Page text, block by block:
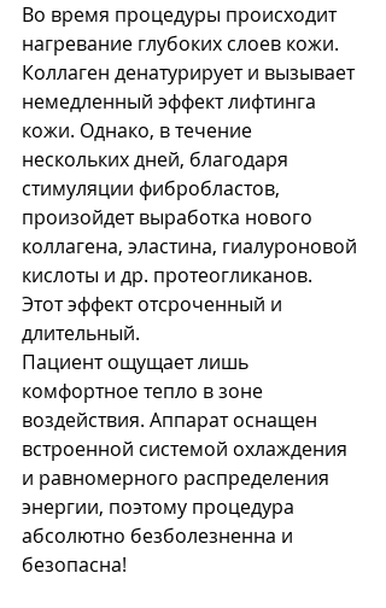
Во время процедуры происходит
нагревание глубоких слоев кожи.
Коллаген денатурирует и вызывает
немедленный эффект лифтинга
кожи. Однако, в течение
нескольких дней, благодаря
стимуляции фибробластов,
произойдет выработка нового
коллагена, эластина, гиалуроновой
кислоты и др. протеогликанов.
Этот эффект отсроченный и
длительный.
Пациент ощущает лишь
комфортное тепло в зоне
воздействия. Аппарат оснащен
встроенной системой охлаждения
и равномерного распределения
энергии, поэтому процедура
абсолютно безболезненна и
безопасна!